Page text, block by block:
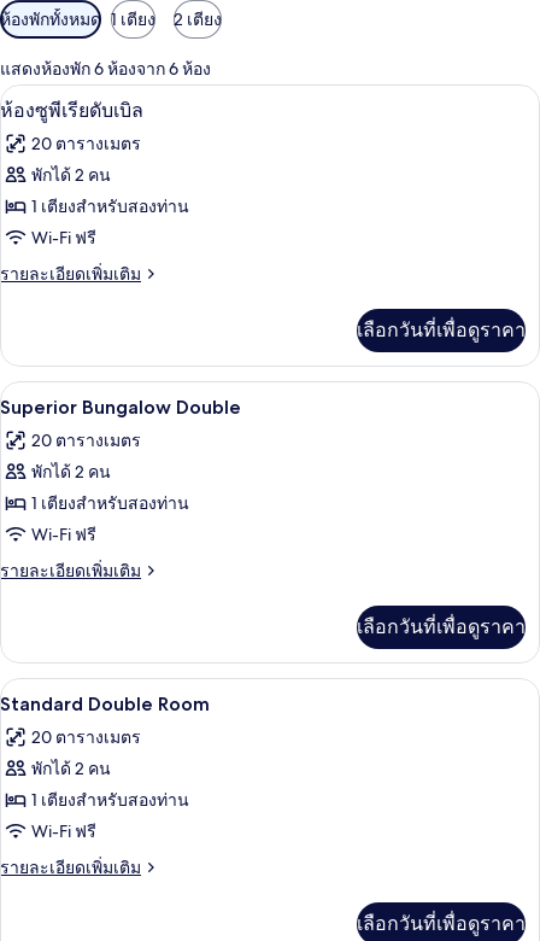
ตัว
กรอง
ที่
มี
ให้
สำหรับ
ห้อง
พัก
ห้องพักทั้งหมด 1 เตียง 2 เตียง
แสดงห้องพัก 6 ห้องจาก 6 ห้อง
เปิด
ภาพถ่าย
ทั้งหมด
ของ
ห้อง
ซู
เรียดั
บเบิล
ห้องซูพีเรียดับเบิล | โต๊ะทำงาน, Wi-Fi
19
ห้องซูพีเรียดับเบิล
20 ตารางเมตร
พักได้ 2 คน
1 เตียงสำหรับสองท่าน
Wi-Fi ฟรี
รายละเอียดเพิ่มเติม
ราย
เกี่ยว
กับ
ห้อง
พี
เรียดั
เลือกวันที่เพื่อดูราคา
เปิด
ภาพถ่าย
ทั้งหมด
ของ
Superior
Bungalow
Superior Bungalow Double | โต๊ะทำ
20
Superior Bungalow Double
20 ตารางเมตร
พักได้ 2 คน
1 เตียงสำหรับสองท่าน
Wi-Fi ฟรี
รายละเอียดเพิ่มเติม
ราย
เกี่ยว
กับ
Superior
Double
เลือกวันที่เพื่อดูราคา
เปิด
ภาพถ่าย
ทั้งหมด
ของ
Standard
Double
Standard Double Room | โต๊ะทำงาน
14
Standard Double Room
20 ตารางเมตร
พักได้ 2 คน
1 เตียงสำหรับสองท่าน
Wi-Fi ฟรี
รายละเอียดเพิ่มเติม
ราย
เลือกวันที่เพื่อดูราคา